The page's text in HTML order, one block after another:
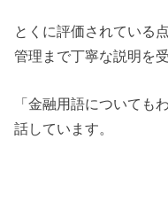
とくに評価されている
管理まで丁寧な説明を
「金融用語についても
話しています。